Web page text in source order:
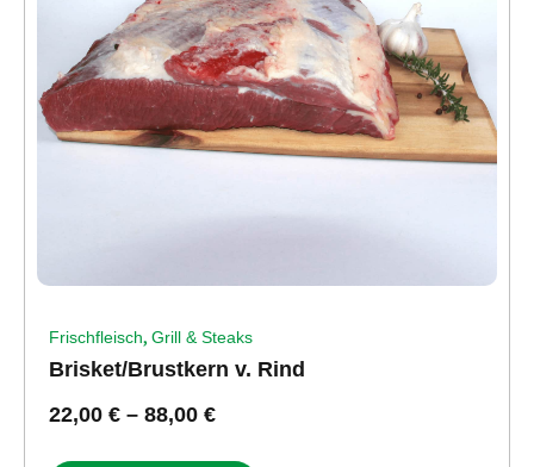
Frischfleisch, Grill & Steaks
Brisket/Brustkern v. Rind
22,00 € – 88,00 €